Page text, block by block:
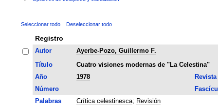
Seleccionar todo Deseleccionar todo
Registro
Autor
Ayerbe-Pozo, Guillermo F.
Título
Cuatro visiones modernas de "La Celestina"
Año
1978
Revista
Número
Palabras
Crítica celestinesca; Revisión